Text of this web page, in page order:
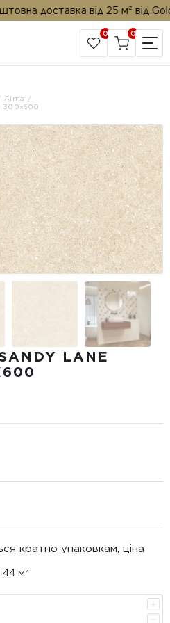
доставка від 25 м² від
САЙТ КОМПАНІЇ
0 0
Alma
300x600
LANE
кратно упаковкам, ціна
м²